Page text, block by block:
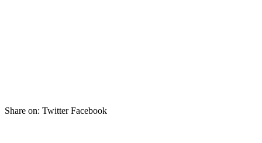
Share on: Twitter Facebook